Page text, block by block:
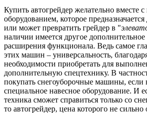
Купить автогрейдер желательно вместе
оборудованием, которое
или может превратить грейдер в "
наличии имеется другое
расширения функционала. Ведь самое
этих машин – универсальность,
необходимости приобретать для
дополнительную спецтехнику. В
покупать снегоуборочные машины, если
специальное навесное оборудование. И
техника сможет справиться только со
то автогрейдер, цена которого не сильно